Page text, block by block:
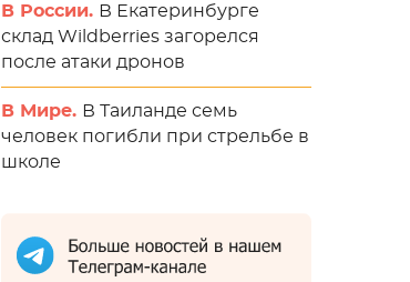
В России. В Екатеринбурге
склад Wildberries загорелся
после атаки дронов
В Мире. В Таиланде семь
человек погибли при стрельбе в
школе